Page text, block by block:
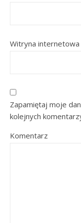
Witryna internetowa
Zapamiętaj moje
kolejnych
Komentarz